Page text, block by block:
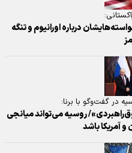
درباره اورانیوم و تنگه
در گفت‌وگو با برنا:
روسیه می‌تواند میانجی
و آمریکا باشد